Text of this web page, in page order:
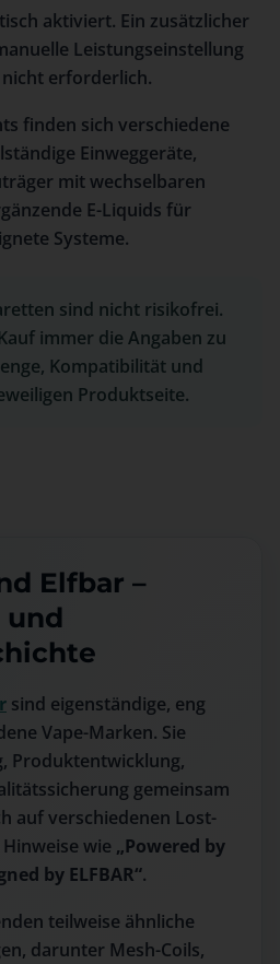
aktiviert. Ein zusätzlicher
Leistungseinstellung
erforderlich.
finden sich verschiedene
Einweggeräte,
mit wechselbaren
E-Liquids für
Systeme.
sind nicht risikofrei.
immer die Angaben zu
Kompatibilität und
Produktseite.
Elfbar –
und
sind eigenständige, eng
Vape-Marken. Sie
Produktentwicklung,
gemeinsam
auf verschiedenen Lost-
wie „Powered by
by ELFBAR“.
teilweise ähnliche
darunter Mesh-Coils,